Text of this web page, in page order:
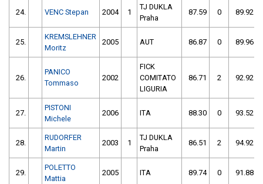
24. VENC Stepan 2004 1
TJ DUKLA
Praha
87.59 0 89.92
25.
KREMSLEHNER
Moritz
2005 AUT 86.87 0 89.96
26.
PANICO
Tommaso
2002
FICK
COMITATO
LIGURIA
86.71 2 92.92
27.
PISTONI
Michele
2006 ITA 88.30 0 93.52
28.
RUDORFER
Martin
2003 1
TJ DUKLA
Praha
86.51 2 94.92
29.
POLETTO
Mattia
2005 ITA 89.74 0 91.88